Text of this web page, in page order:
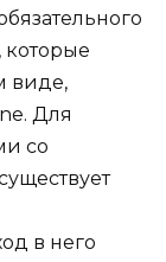
виде,
Для
со
в него